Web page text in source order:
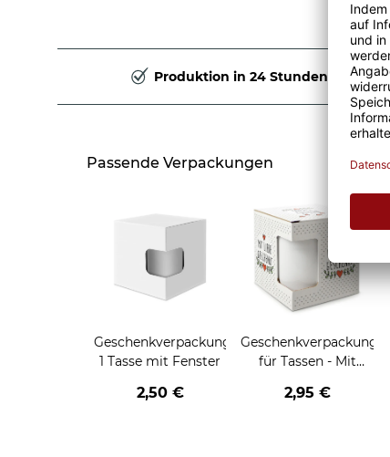
Produktion in 24 Stunden
Passende Verpackungen
Geschenkverpackung
1 Tasse mit Fenster
2,50 €
Geschenkverpackung
für Tassen - Mit
2,95 €